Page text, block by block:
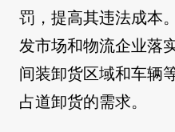
罚，提高其违法成本
发市场和物流企业落
间装卸货区域和车辆
占道卸货的需求。